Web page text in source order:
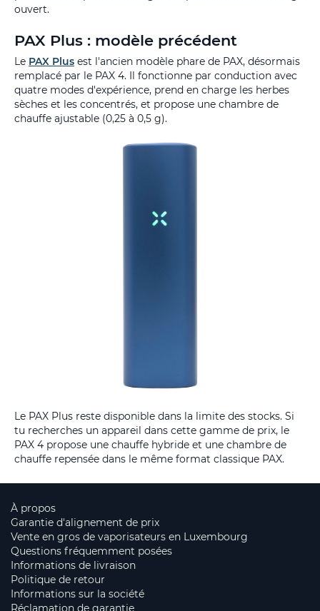
ouvert.
PAX Plus : modèle précédent
Le PAX Plus est l'ancien modèle phare de PAX, désormais
remplacé par le PAX 4. Il fonctionne par conduction avec
quatre modes d'expérience, prend en charge les herbes
sèches et les concentrés, et propose une chambre de
chauffe ajustable (0,25 à 0,5 g).
Le PAX Plus reste disponible dans la limite des stocks. Si
tu recherches un appareil dans cette gamme de prix, le
PAX 4 propose une chauffe hybride et une chambre de
chauffe repensée dans le même format classique PAX.
À propos
Garantie d'alignement de prix
Vente en gros de vaporisateurs en Luxembourg
Questions fréquemment posées
Informations de livraison
Politique de retour
Informations sur la société
Réclamation de garantie